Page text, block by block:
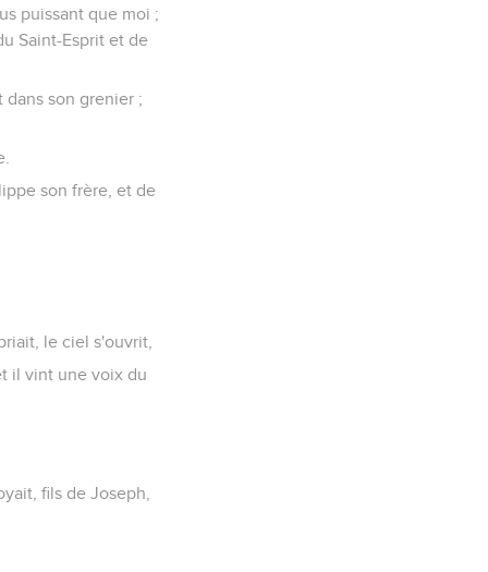
puissant que moi ;
Saint-Esprit et de
dans son grenier ;
son frère, et de
le ciel s'ouvrit,
il vint une voix du
fils de Joseph,